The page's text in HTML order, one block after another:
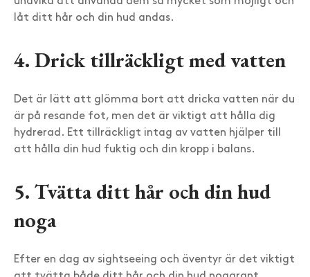
låt ditt hår och din hud andas.
4. Drick tillräckligt med vatten
Det är lätt att glömma bort att dricka vatten när du
är på resande fot, men det är viktigt att hålla dig
hydrerad. Ett tillräckligt intag av vatten hjälper till
att hålla din hud fuktig och din kropp i balans.
5. Tvätta ditt hår och din hud
noga
Efter en dag av sightseeing och äventyr är det viktigt